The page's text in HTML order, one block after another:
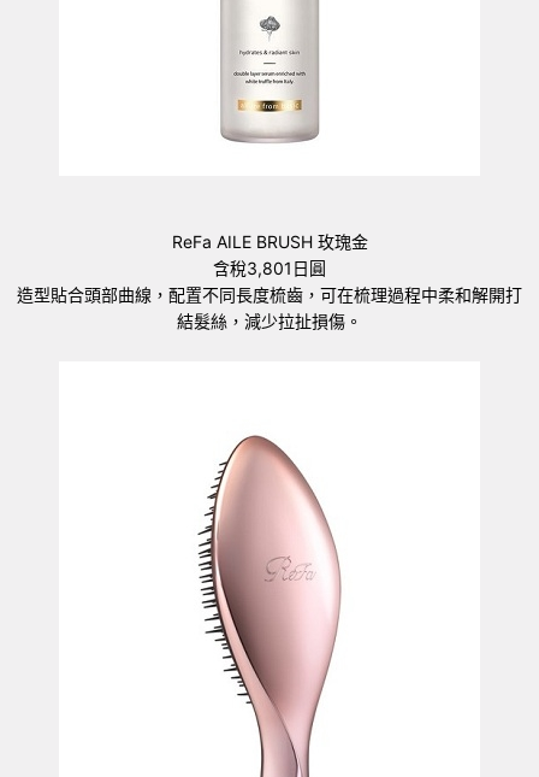
ReFa AILE BRUSH 玫瑰金
含稅3,801日圓
造型貼合頭部曲線，配置不同長度梳齒，可在梳理過程中柔和解開打
結髮絲，減少拉扯損傷。